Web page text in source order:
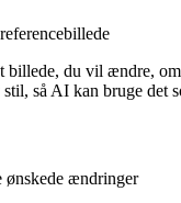
billede, du vil ændre,
så AI kan bruge det
ønskede ændringer